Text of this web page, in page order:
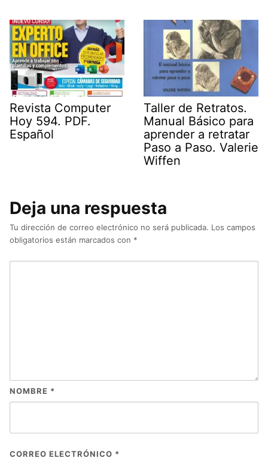
Revista Computer
Hoy 594. PDF.
Español
Taller de Retratos.
Manual Básico para
aprender a retratar
Paso a Paso. Valerie
Wiffen
Deja una respuesta
Tu dirección de correo electrónico no será publicada. Los campos
obligatorios están marcados con *
NOMBRE *
CORREO ELECTRÓNICO *